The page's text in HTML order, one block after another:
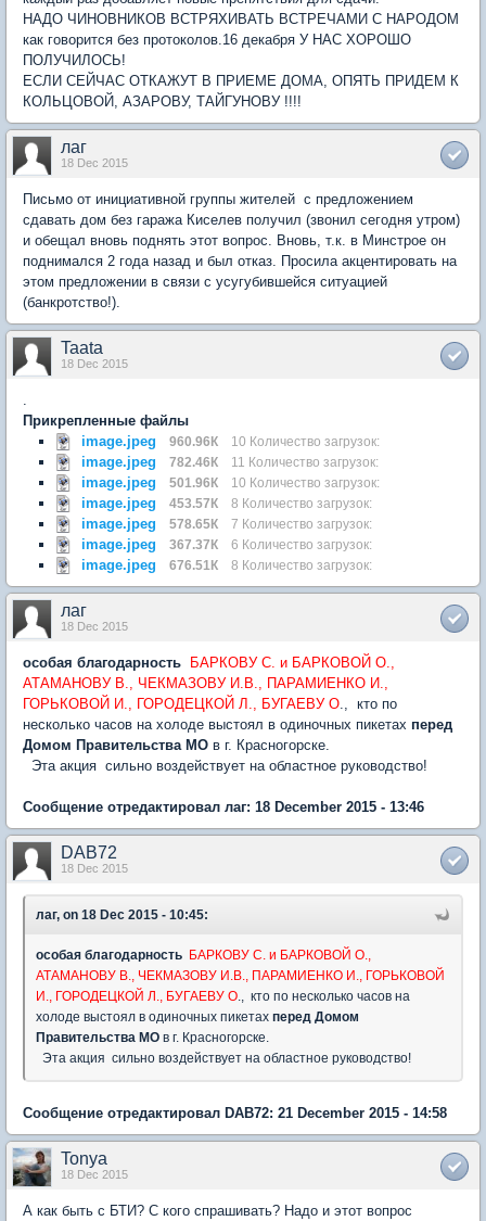
НАДО ЧИНОВНИКОВ ВСТРЯХИВАТЬ ВСТРЕЧАМИ С НАРОДОМ
как говорится без протоколов.16 декабря У НАС ХОРОШО
ПОЛУЧИЛОСЬ!
ЕСЛИ СЕЙЧАС ОТКАЖУТ В ПРИЕМЕ ДОМА, ОПЯТЬ ПРИДЕМ К
КОЛЬЦОВОЙ, АЗАРОВУ, ТАЙГУНОВУ !!!!
лаг
18 Dec 2015
Письмо от инициативной группы жителей с предложением
сдавать дом без гаража Киселев получил (звонил сегодня утром)
и обещал вновь поднять этот вопрос. Вновь, т.к. в Минстрое он
поднимался 2 года назад и был отказ. Просила акцентировать на
этом предложении в связи с усугубившейся ситуацией
(банкротство!).
Taata
18 Dec 2015
Прикрепленные файлы
image.jpeg
960.96К 10 Количество загрузок:
image.jpeg 782.46К 11 Количество загрузок:
image.jpeg 501.96К 10 Количество загрузок:
image.jpeg 453.57К 8 Количество загрузок:
image.jpeg 578.65К 7 Количество загрузок:
image.jpeg 367.37К 6 Количество загрузок:
image.jpeg 676.51К 8 Количество загрузок:
лаг
18 Dec 2015
особая благодарность БАРКОВУ С. и БАРКОВОЙ О.,
АТАМАНОВУ В., ЧЕКМАЗОВУ И.В., ПАРАМИЕНКО И.,
ГОРЬКОВОЙ И., ГОРОДЕЦКОЙ Л., БУГАЕВУ О ., кто по
несколько часов на холоде выстоял в одиночных пикетах перед
Домом Правительства МО в г. Красногорске.
Эта акция сильно воздействует на областное руководство!
Сообщение отредактировал лаг: 18 December 2015 - 13:46
DAB72
18 Dec 2015
лаг, on 18 Dec 2015 - 10:45:
особая благодарность БАРКОВУ С. и БАРКОВОЙ О.,
АТАМАНОВУ В., ЧЕКМАЗОВУ И.В., ПАРАМИЕНКО И., ГОРЬКОВОЙ
И., ГОРОДЕЦКОЙ Л., БУГАЕВУ О ., кто по несколько часов на
холоде выстоял в одиночных пикетах перед Домом
Правительства МО в г. Красногорске.
Эта акция сильно воздействует на областное руководство!
Сообщение отредактировал DAB72: 21 December 2015 - 14:58
Tonya
18 Dec 2015
А как быть с БТИ? С кого спрашивать? Надо и этот вопрос